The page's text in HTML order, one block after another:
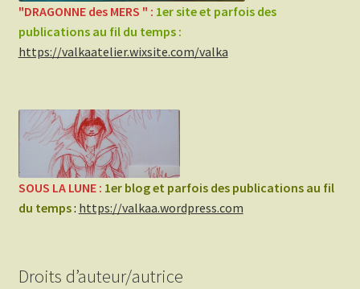
"DRAGONNE des MERS " : 1er site et parfois des
publications au fil du temps :
https://valkaatelier.wixsite.com/valka
SOUS LA LUNE : 1er blog et parfois des publications au fil
du temps: https://valkaa.wordpress.com
Droits d’auteur/autrice